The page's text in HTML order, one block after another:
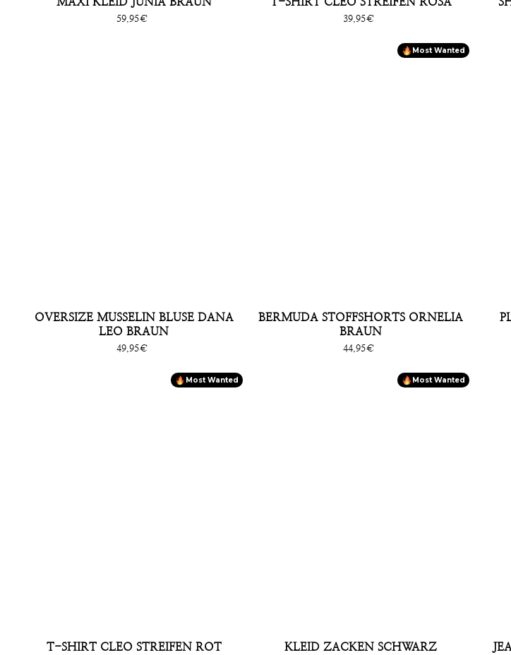
Sonderpreis
59,95€ Sonderpreis
39,95€
OVERSIZE MUSSELIN BLUSE DANA
LEO BRAUN
Sonderpreis
49,95€
Most Wanted
BERMUDA STOFFSHORTS ORNELIA
BRAUN
Sonderpreis
44,95€
Most Wanted
T-SHIRT CLEO STREIFEN ROT
Most Wanted
KLEID ZACKEN SCHWARZ